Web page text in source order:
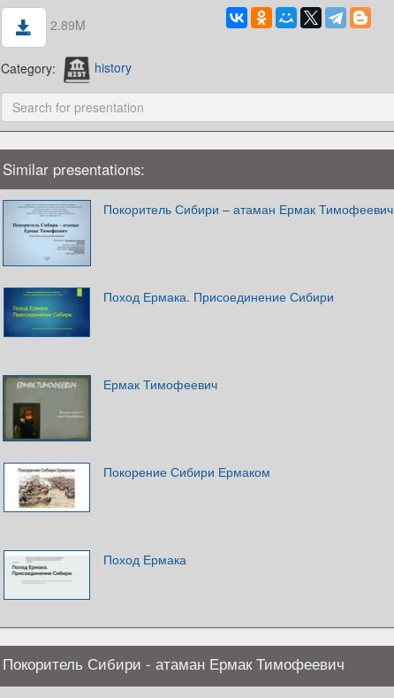
2.89M
Category: history
Similar presentations:
Покоритель Сибири – атаман Ермак Тимофеевич
Поход Ермака. Присоединение Сибири
Ермак Тимофеевич
Покорение Сибири Ермаком
Поход Ермака
Покоритель Сибири - атаман Ермак Тимофеевич